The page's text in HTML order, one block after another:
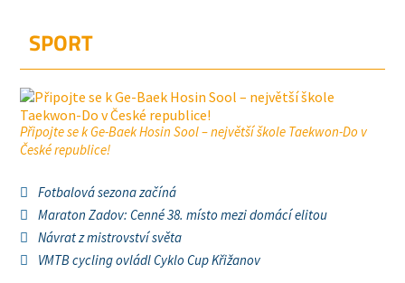
SPORT
Připojte se k Ge-Baek Hosin Sool – největší škole Taekwon-Do v
České republice!
Fotbalová sezona začíná
Maraton Zadov: Cenné 38. místo mezi domácí elitou
Návrat z mistrovství světa
VMTB cycling ovládl Cyklo Cup Křižanov